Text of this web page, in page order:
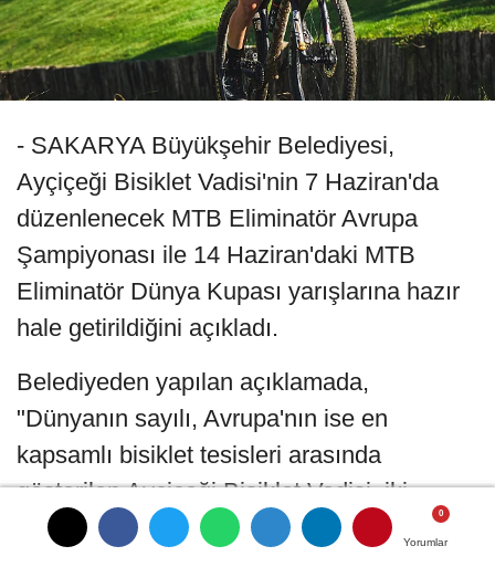
Yorumlar
Yorumlar
Yorumlar
- SAKARYA Büyükşehir Belediyesi,
Ayçiçeği Bisiklet Vadisi'nin 7 Haziran'da
düzenlenecek MTB Eliminatör Avrupa
Şampiyonası ile 14 Haziran'daki MTB
Eliminatör Dünya Kupası yarışlarına hazır
hale getirildiğini açıkladı.
Belediyeden yapılan açıklamada,
"Dünyanın sayılı, Avrupa'nın ise en
kapsamlı bisiklet tesisleri arasında
gösterilen Ayçiçeği Bisiklet Vadisi, iki
önemli uluslararası organizasyona ev